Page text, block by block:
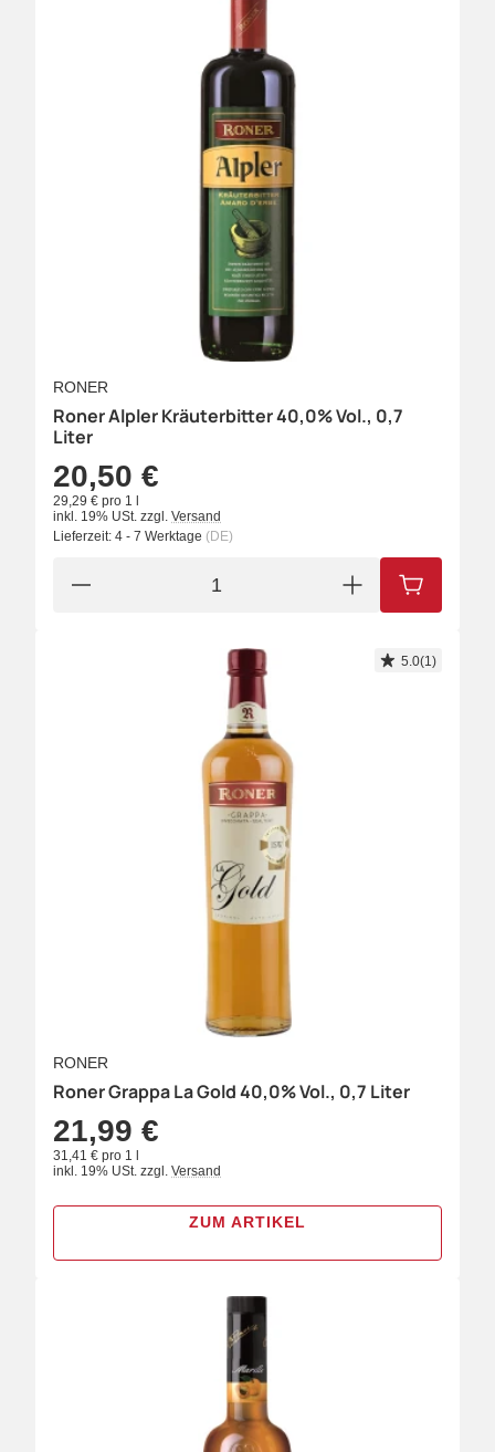
RONER
Roner Alpler Kräuterbitter 40,0% Vol., 0,7
Liter
20,50 €
29,29 € pro 1 l
inkl. 19% USt. zzgl. Versand
Lieferzeit: 4 - 7 Werktage (DE)
IN DEN
5.0(1)
RONER
Roner Grappa La Gold 40,0% Vol., 0,7 Liter
21,99 €
31,41 € pro 1 l
inkl. 19% USt. zzgl. Versand
ZUM ARTIKEL